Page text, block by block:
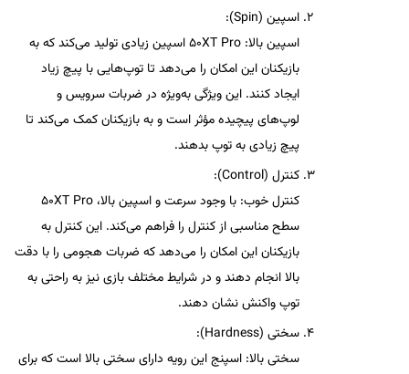
اسپین (Spin)
:
اسپین بالا:
50XT Proاسپین زیادی تولید می‌کند که به
بازیکنان این امکان را می‌دهد تا توپ‌هایی با پیچ زیاد
ایجاد کنند. این ویژگی به‌ویژه در ضربات سرویسو
لوپ‌های پیچیدهمؤثر است و به بازیکنان کمک می‌کند تا
پیچ زیادی به توپ بدهند.
کنترل (Control)
:
کنترل خوب: با وجود سرعت و اسپین بالا، 50XT Pro
سطح مناسبی از کنترل را فراهم می‌کند. این کنترل به
بازیکنان این امکان را می‌دهد که ضربات هجومی را با دقت
بالا انجام دهند و در شرایط مختلف بازی نیز به راحتی به
توپ واکنش نشان دهند.
سختی (Hardness)
:
سختی بالا: اسپنج این رویه دارای سختی بالا است که برای